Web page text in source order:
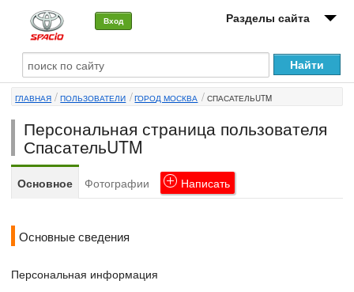
Вход Разделы сайта
О машине
Автоклуб
Форумы
Сервисы и услуги
ГЛАВНАЯ ПОЛЬЗОВАТЕЛИ ГОРОД МОСКВА СПАСАТЕЛЬUTM
Персональная страница пользователя
СпасательUTM
Основное Фотографии Написать
Основные сведения
Персональная информация